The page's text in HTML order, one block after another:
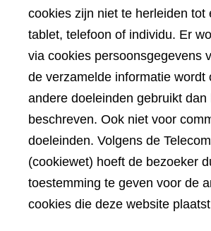
cookies zijn niet te herleiden tot
tablet, telefoon of individu. Er
via cookies persoonsgegevens
de verzamelde informatie wordt
andere doeleinden gebruikt dan
beschreven. Ook niet voor
doeleinden. Volgens de
(cookiewet) hoeft de bezoeker
toestemming te geven voor de
cookies die deze website